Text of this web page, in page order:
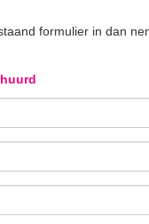
formulier in dan